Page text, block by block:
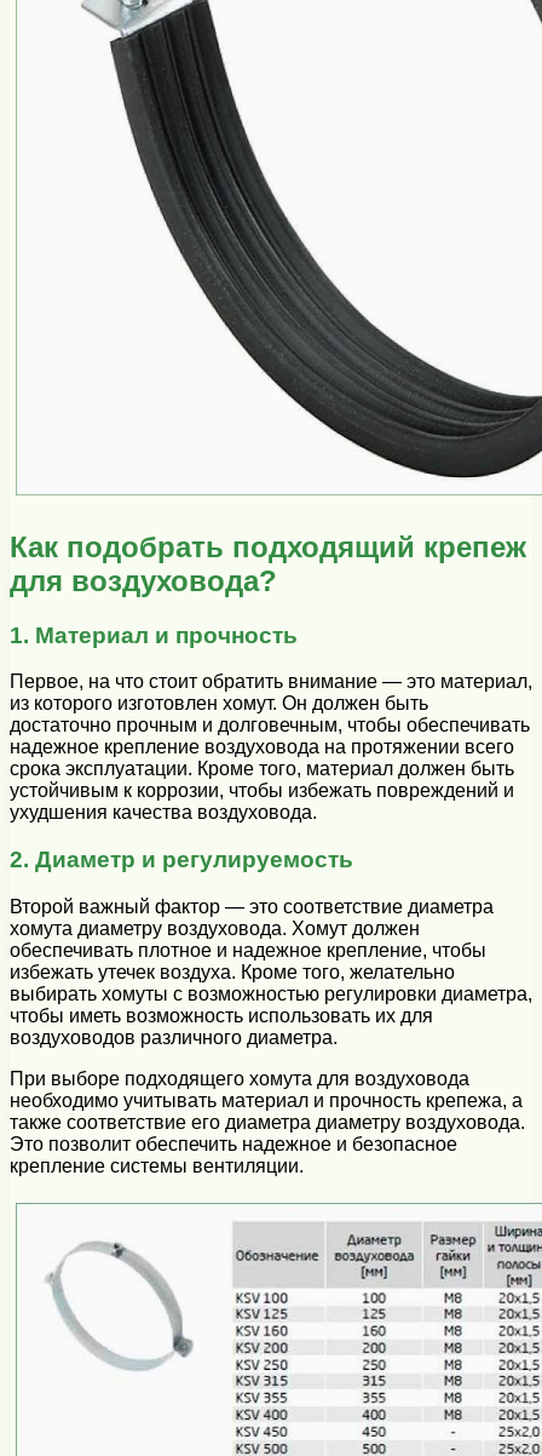
Как подобрать подходящий крепеж
для воздуховода?
1. Материал и прочность
Первое, на что стоит обратить внимание — это материал,
из которого изготовлен хомут. Он должен быть
достаточно прочным и долговечным, чтобы обеспечивать
надежное крепление воздуховода на протяжении всего
срока эксплуатации. Кроме того, материал должен быть
устойчивым к коррозии, чтобы избежать повреждений и
ухудшения качества воздуховода.
2. Диаметр и регулируемость
Второй важный фактор — это соответствие диаметра
хомута диаметру воздуховода. Хомут должен
обеспечивать плотное и надежное крепление, чтобы
избежать утечек воздуха. Кроме того, желательно
выбирать хомуты с возможностью регулировки диаметра,
чтобы иметь возможность использовать их для
воздуховодов различного диаметра.
При выборе подходящего хомута для воздуховода
необходимо учитывать материал и прочность крепежа, а
также соответствие его диаметра диаметру воздуховода.
Это позволит обеспечить надежное и безопасное
крепление системы вентиляции.